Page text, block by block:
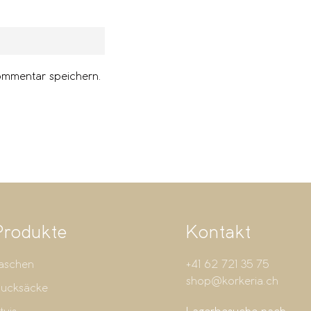
speichern.
Kontakt
+41 62 721 35 75
shop@korkeria.ch